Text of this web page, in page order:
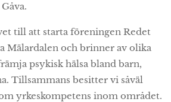
till att starta föreningen Redet
Mälardalen och brinner av olika
psykisk hälsa bland barn,
Tillsammans besitter vi såväl
yrkeskompetens inom området.